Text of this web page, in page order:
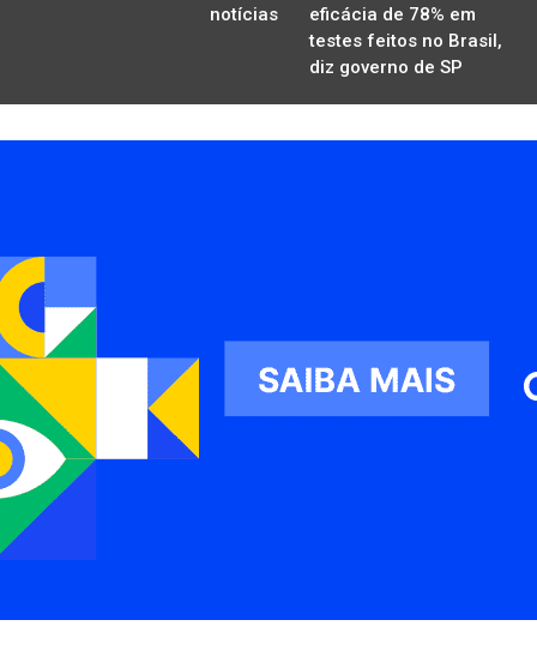
notícias
eficácia de 78% em
testes feitos no Brasil,
diz governo de SP